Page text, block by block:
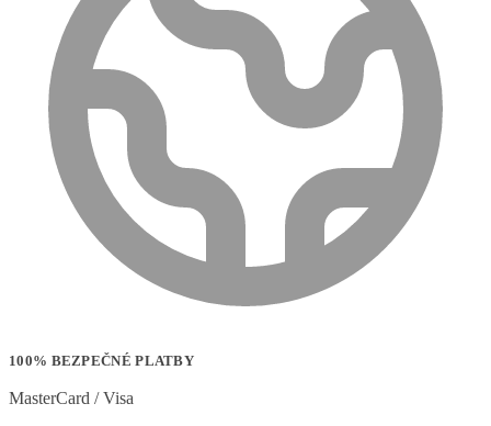
100% BEZPEČNÉ PLATBY
MasterCard / Visa